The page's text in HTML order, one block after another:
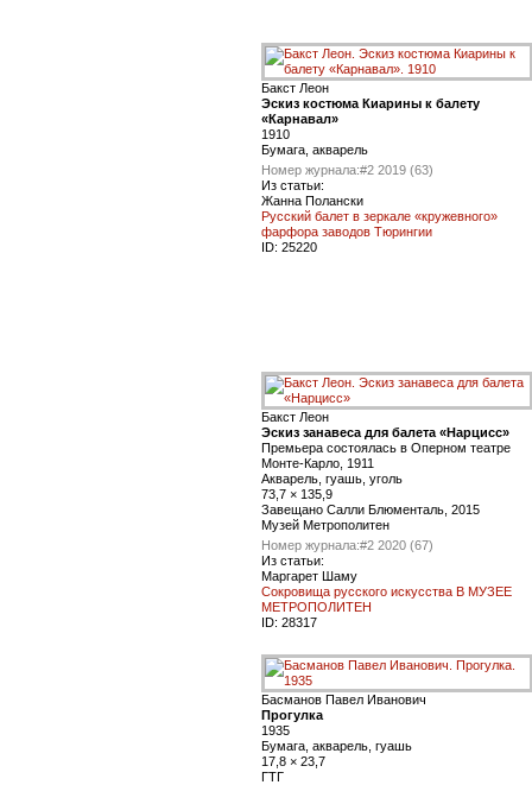
Бакст Леон
Эскиз костюма Киарины к балету
«Карнавал»
1910
Бумага, акварель
Номер журнала:#2 2019 (63)
Из статьи:
Жанна Полански
Русский балет в зеркале «кружевного»
фарфора заводов Тюрингии
ID: 25220
Бакст Леон
Эскиз занавеса для балета «Нарцисс»
Премьера состоялась в Оперном театре
Монте-Карло, 1911
Акварель, гуашь, уголь
73,7 × 135,9
Завещано Салли Блюменталь, 2015
Музей Метрополитен
Номер журнала:#2 2020 (67)
Из статьи:
Маргарет Шаму
Сокровища русского искусства В МУЗЕЕ
МЕТРОПОЛИТЕН
ID: 28317
Басманов Павел Иванович
Прогулка
1935
Бумага, акварель, гуашь
17,8 × 23,7
ГТГ